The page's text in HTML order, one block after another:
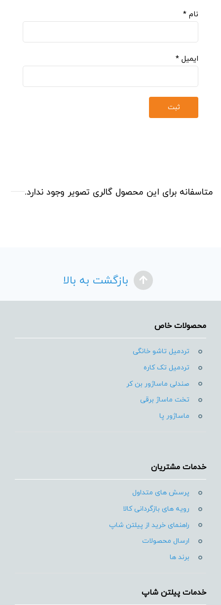
نام *
ایمیل *
متاسفانه برای این محصول گالری تصویر وجود ندارد.
بازگشت به بالا
محصولات خاص
تردمیل تاشو خانگی
تردمیل تک کاره
صندلی ماساژور بن کر
تخت ماساژ برقی
ماساژور پا
خدمات مشتریان
پرسش های متداول
رویه های بازگردانی کالا
راهنمای خرید از پیلتن شاپ
ارسال محصولات
برند ها
خدمات پیلتن شاپ